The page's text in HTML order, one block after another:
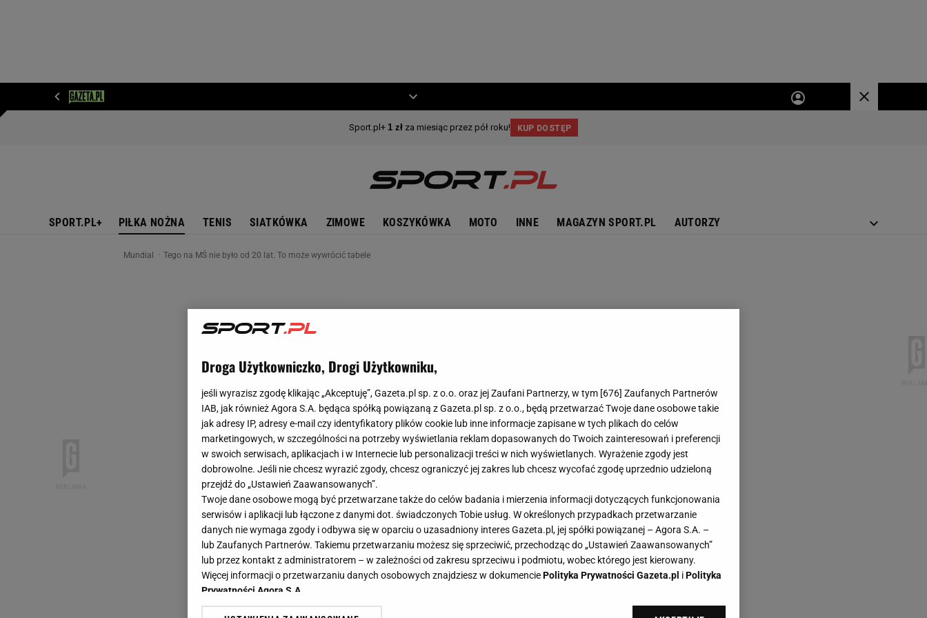
SPORT.PL+ PIŁKA NOŻNA TENIS SIATKÓWKA ZIMOWE KOSZYKÓWKA MOTO INNE MAGAZYN SPORT.PL AUTORZY
Mundial Tego na MŚ nie było od 20 lat. To może wywrócić tabele
Droga Użytkowniczko, Drogi Użytkowniku,
jeśli wyrazisz zgodę klikając „Akceptuję”, Gazeta.pl sp. z o.o. oraz jej Zaufani Partnerzy, w tym [676] Zaufanych Partnerów
IAB, jak również Agora S.A. będąca spółką powiązaną z Gazeta.pl sp. z o.o., będą przetwarzać Twoje dane osobowe takie
jak adresy IP, adresy e-mail czy identyfikatory plików cookie lub inne informacje zapisane w tych plikach do celów
marketingowych, w szczególności na potrzeby wyświetlania reklam dopasowanych do Twoich zainteresowań i preferencji
w swoich serwisach, aplikacjach i w Internecie lub personalizacji treści w nich wyświetlanych. Wyrażenie zgody jest
dobrowolne. Jeśli nie chcesz wyrazić zgody, chcesz ograniczyć jej zakres lub chcesz wycofać zgodę uprzednio udzieloną
przejdź do „Ustawień Zaawansowanych”.
Twoje dane osobowe mogą być przetwarzane także do celów badania i mierzenia informacji dotyczących funkcjonowania
serwisów i aplikacji lub łączone z danymi dot. świadczonych Tobie usług. W określonych przypadkach przetwarzanie
danych nie wymaga zgody i odbywa się w oparciu o uzasadniony interes Gazeta.pl, jej spółki powiązanej – Agora S.A. –
lub Zaufanych Partnerów. Takiemu przetwarzaniu możesz się sprzeciwić, przechodząc do „Ustawień Zaawansowanych”
lub przez kontakt z administratorem – w zależności od zakresu sprzeciwu i podmiotu, wobec którego jest kierowany.
Więcej informacji o przetwarzaniu danych osobowych znajdziesz w dokumenciePolityka Prywatności Gazeta.pl iPolityka
Prywatności Agora S.A.